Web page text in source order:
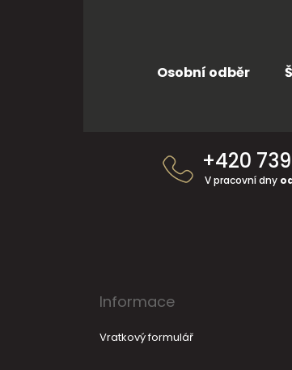
Osobní odběr
+420
V pracovní dny
Informace
Vratkový formulář